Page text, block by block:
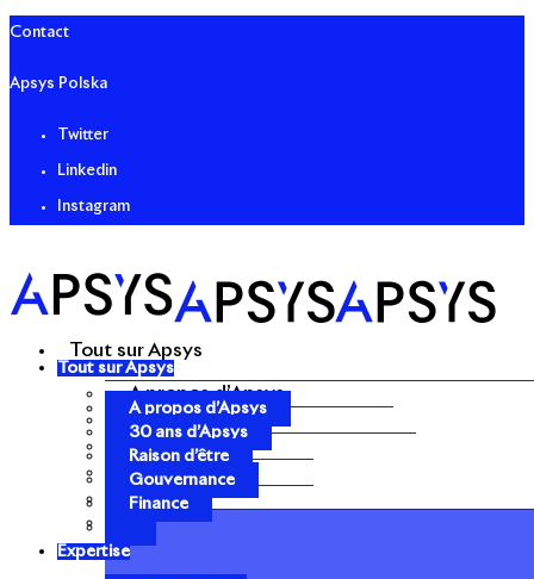
Contact
Apsys Polska
Twitter
Linkedin
Instagram
Tout sur Apsys
A propos d’Apsys
30 ans d’Apsys
Raison d’être
Gouvernance
Finance
Tout sur Apsys
A propos d’Apsys
30 ans d’Apsys
Raison d’être
Gouvernance
Finance
Expertise